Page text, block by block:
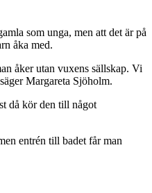
som unga, men att det är på
åka med.
åker utan vuxens sällskap. Vi
Margareta Sjöholm.
då kör den till något
entrén till badet får man